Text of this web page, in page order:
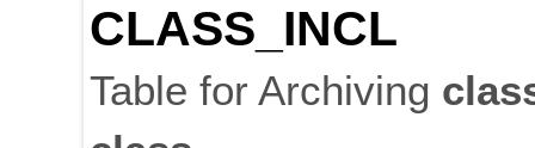
CLASS _INCL
Table for Archiving